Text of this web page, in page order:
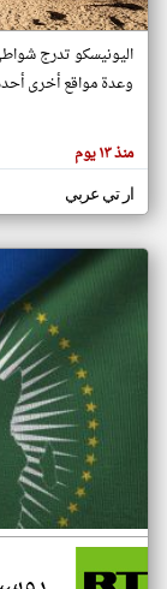
هنا عن
وجهة
كاتبيها.
اليونيسكو تدرج
وعدة مواقع أخرى
منذ ١٣ يوم
ار تي عربي